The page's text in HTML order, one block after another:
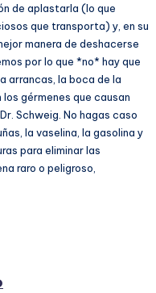
de aplastarla (lo que
que transporta) y, en su
manera de deshacerse
por lo que *no* hay que
arrancas, la boca de la
gérmenes que causan
Schweig. No hagas caso
la vaselina, la gasolina y
para eliminar las
raro o peligroso,